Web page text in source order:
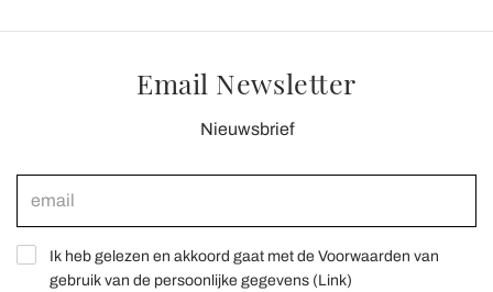
Email Newsletter
Nieuwsbrief
Ik heb gelezen en akkoord gaat met de Voorwaarden van
gebruik van de persoonlijke gegevens (Link)